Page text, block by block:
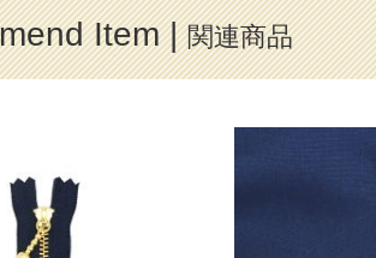
Item |関連商品